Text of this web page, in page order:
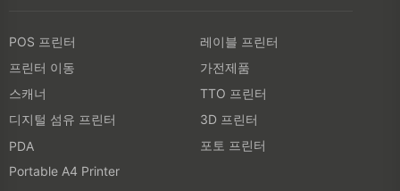
POS 프린터
레이블 프린터
프린터 이동
가전제품
스캐너
TTO 프린터
디지털 섬유 프린터
3D 프린터
PDA
포토 프린터
Portable A4 Printer